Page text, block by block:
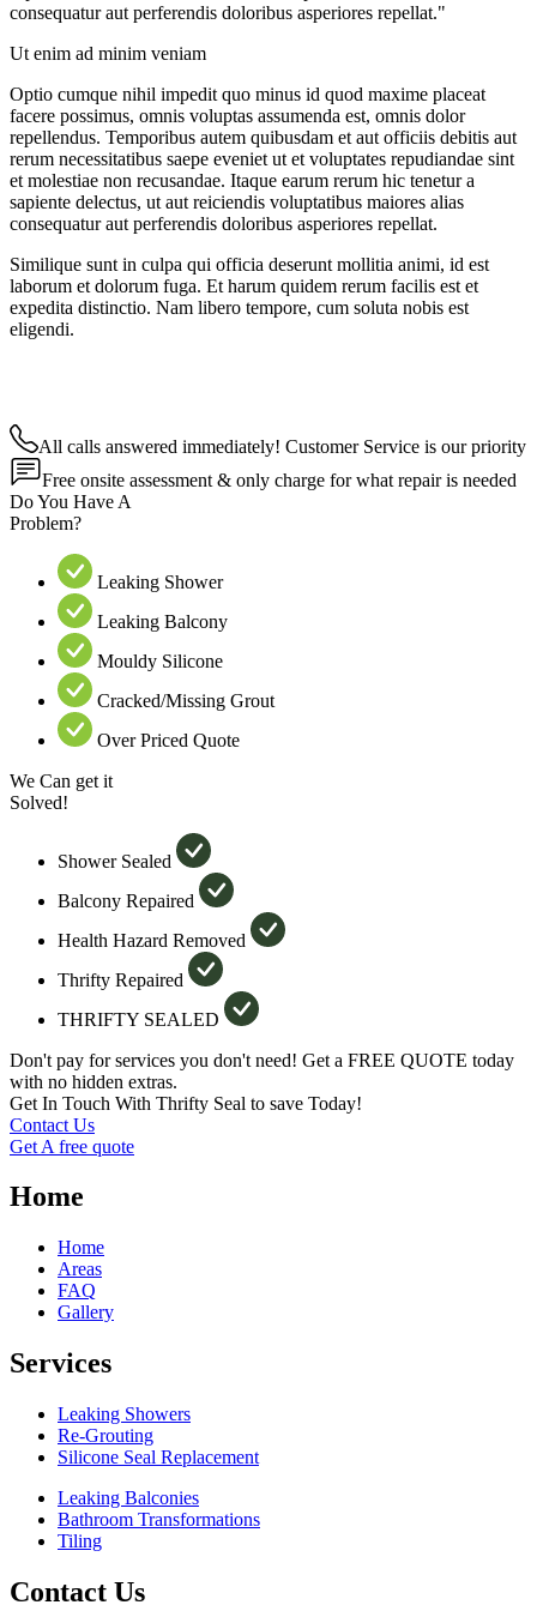
consequatur aut perferendis doloribus asperiores repellat."
Ut enim ad minim veniam
Optio cumque nihil impedit quo minus id quod maxime placeat
facere possimus, omnis voluptas assumenda est, omnis dolor
repellendus. Temporibus autem quibusdam et aut officiis debitis aut
rerum necessitatibus saepe eveniet ut et voluptates repudiandae sint
et molestiae non recusandae. Itaque earum rerum hic tenetur a
sapiente delectus, ut aut reiciendis voluptatibus maiores alias
consequatur aut perferendis doloribus asperiores repellat.
Similique sunt in culpa qui officia deserunt mollitia animi, id est
laborum et dolorum fuga. Et harum quidem rerum facilis est et
expedita distinctio. Nam libero tempore, cum soluta nobis est
eligendi.
All calls answered immediately! Customer Service is our priority
Free onsite assessment & only charge for what repair is needed
Do You Have A
Problem?
Leaking Shower
Leaking Balcony
Mouldy Silicone
Cracked/Missing Grout
Over Priced Quote
We Can get it
Solved!
Shower Sealed
Balcony Repaired
Health Hazard Removed
Thrifty Repaired
THRIFTY SEALED
Don't pay for services you don't need! Get a FREE QUOTE today
with no hidden extras.
Get In Touch With Thrifty Seal to save Today!
Contact Us
Get A free quote
Home
Home
Areas
FAQ
Gallery
Services
Leaking Showers
Re-Grouting
Silicone Seal Replacement
Leaking Balconies
Bathroom Transformations
Tiling
Contact Us